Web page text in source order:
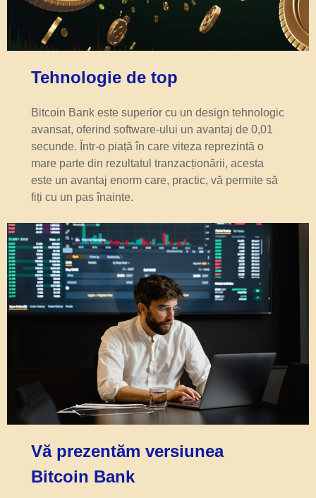
Tehnologie de top
Bitcoin Bank este superior cu un design tehnologic
avansat, oferind software-ului un avantaj de 0,01
secunde. Într-o piață în care viteza reprezintă o
mare parte din rezultatul tranzacționării, acesta
este un avantaj enorm care, practic, vă permite să
fiți cu un pas înainte.
Vă prezentăm versiunea
Bitcoin Bank